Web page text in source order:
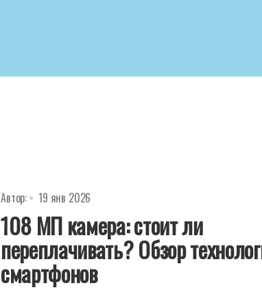
Автор: 19 янв 2026
108 МП камера: стоит ли
переплачивать? Обзор
смартфонов